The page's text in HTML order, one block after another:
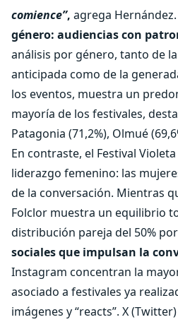
comience”, agrega Hernández.
género: audiencias con
análisis por género, tanto de
anticipada como de la
los eventos, muestra un
mayoría de los festivales,
Patagonia (71,2%), Olmué
En contraste, el Festival
liderazgo femenino: las
de la conversación. Mientras
Folclor muestra un equilibrio
distribución pareja del 50%
sociales que impulsan la
Instagram concentran la
asociado a festivales ya
imágenes y “reacts”. X